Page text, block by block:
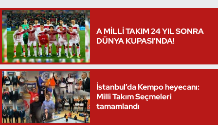
A MİLLİ TAKIM 24 YIL SONRA
DÜNYA KUPASI’NDA!
İstanbul’da Kempo heyecanı:
Milli Takım Seçmeleri
tamamlandı